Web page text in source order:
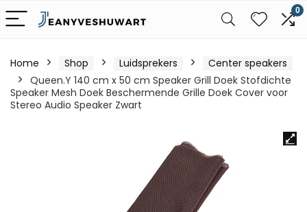
0
Home Shop Luidsprekers
Center speakers
Queen.Y 140 cm x 50 cm Speaker Grill Doek Stofdichte
Speaker Mesh Doek Beschermende Grille Doek Cover voor
Stereo Audio Speaker Zwart